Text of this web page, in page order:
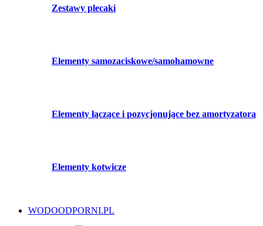
Zestawy plecaki
Elementy samozaciskowe/samohamowne
Elementy łączące i pozycjonujące bez amortyzatora
Elementy kotwicze
WODOODPORNI.PL